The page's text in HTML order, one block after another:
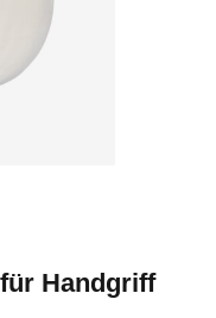
Handgriff